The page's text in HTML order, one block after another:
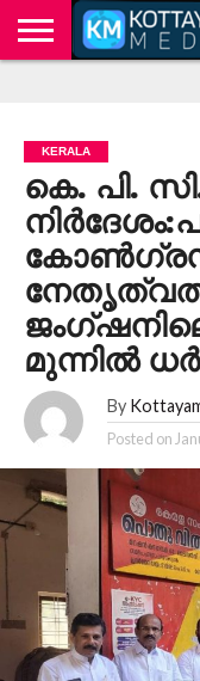
KERALA
കെ. പി.
കോൺഗ്രസ്‌
മുന്നിൽ
By
Posted on